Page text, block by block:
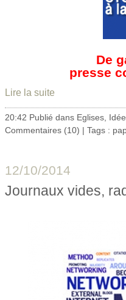
De
presse
Lire la suite
20:42 Publié dans Eglises
Commentaires (10) | Tags :
12/10/2014
Journaux vides,